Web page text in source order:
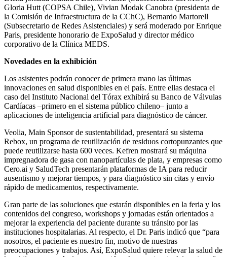
Gloria Hutt (COPSA Chile), Vivian Modak Canobra (presidenta de
la Comisión de Infraestructura de la CChC), Bernardo Martorell
(Subsecretario de Redes Asistenciales) y será moderado por Enrique
Paris, presidente honorario de ExpoSalud y director médico
corporativo de la Clínica MEDS.
Novedades en la exhibición
Los asistentes podrán conocer de primera mano las últimas
innovaciones en salud disponibles en el país. Entre ellas destaca el
caso del Instituto Nacional del Tórax exhibirá su Banco de Válvulas
Cardíacas –primero en el sistema público chileno– junto a
aplicaciones de inteligencia artificial para diagnóstico de cáncer.
Veolia, Main Sponsor de sustentabilidad, presentará su sistema
Rebox, un programa de reutilización de residuos cortopunzantes que
puede reutilizarse hasta 600 veces. Kefren mostrará su máquina
impregnadora de gasa con nanopartículas de plata, y empresas como
Cero.ai y SaludTech presentarán plataformas de IA para reducir
ausentismo y mejorar tiempos, y para diagnóstico sin citas y envío
rápido de medicamentos, respectivamente.
Gran parte de las soluciones que estarán disponibles en la feria y los
contenidos del congreso, workshops y jornadas están orientados a
mejorar la experiencia del paciente durante su tránsito por las
instituciones hospitalarias. Al respecto, el Dr. Paris indicó que “para
nosotros, el paciente es nuestro fin, motivo de nuestras
preocupaciones y trabajos. Así, ExpoSalud quiere relevar la salud de